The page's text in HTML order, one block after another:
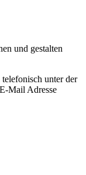
und gestalten
unter der
Mail Adresse